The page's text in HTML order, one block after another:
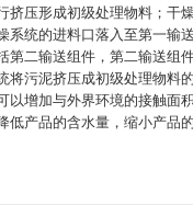
挤压形成初级处理物料；干
系统的进料口落入至第一输
第二输送组件，第二输送组
将污泥挤压成初级处理物料
以增加与外界环境的接触面
产品的含水量，缩小产品的